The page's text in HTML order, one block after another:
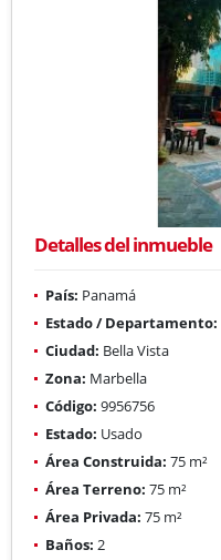
Detalles del inmueble
País: Panamá
Estado / Departamento:
Ciudad: Bella Vista
Zona: Marbella
Código: 9956756
Estado: Usado
Área Construida: 75 m²
Área Terreno: 75 m²
Área Privada: 75 m²
Baños: 2